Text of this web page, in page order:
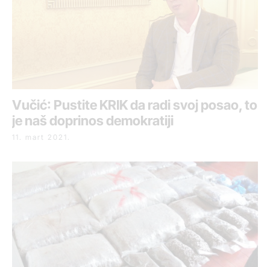
Vučić: Pustite KRIK da radi svoj posao, to
je naš doprinos demokratiji
11. mart 2021.